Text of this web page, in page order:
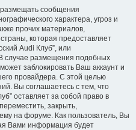
сообщения
характера, угроз и
прочих материалов,
которая предоставляет
Audi Клуб”, или
случае размещения подобных
заблокировать Ваш аккаунт и
провайдера. С этой целью
Вы соглашаетесь с тем, что
оставляет за собой право в
закрыть,
на форуме. Как пользователь, Вы
Вами информация будет